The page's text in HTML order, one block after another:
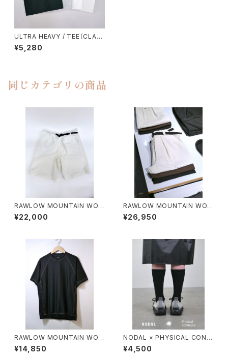
ULTRA HEAVY / TEE（CLAS
SIC LOGO）
¥5,280
同じカテゴリの商品
RAWLOW MOUNTAIN WOR
KS / HIKER GURKHA PANTS
¥22,000
RAWLOW MOUNTAIN WOR
KS / HIKER BAKER PANTS
¥26,950
RAWLOW MOUNTAIN WOR
KS / DAD LITE CREW
¥14,850
NODAL × PHYSICAL CONT
MPRY.
¥4,500